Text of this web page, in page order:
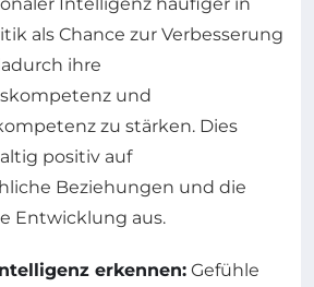
als Chance zur Verbesserung
ihre
und
zu stärken. Dies
positiv auf
Beziehungen und die
Entwicklung aus.
erkennen: Gefühle